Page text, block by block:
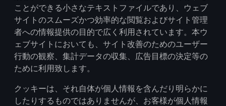
ことができる小さなテキストファイルであり、ウェブ
サイトのスムーズかつ効率的な閲覧およびサイト管理
者への情報提供の目的で広く利用されています。本ウ
ェブサイトにおいても、サイト改善のためのユーザー
行動の観察、集計データの収集、広告目標の決定等の
ために利用致します。
クッキーは、それ自体が個人情報を含んだり明らかに
したりするものではありませんが、お客様が個人情報